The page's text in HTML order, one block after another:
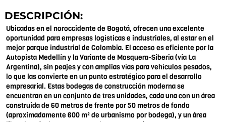
DESCRIPCIÓN:
Ubicadas en el noroccidente de Bogotá, ofrecen una excelente
oportunidad para empresas logísticas e industriales, al estar en el
mejor parque industrial de Colombia. El acceso es eficiente por la
Autopista Medellín y la Variante de Mosquera-Siberia (vía La
Argentina), sin peajes y con amplias vías para vehículos pesados,
lo que las convierte en un punto estratégico para el desarrollo
empresarial. Estas bodegas de construcción moderna se
encuentran en un conjunto de tres unidades, cada una con un área
construida de 60 metros de frente por 50 metros de fondo
(aproximadamente 600 m² de urbanismo por bodega), y un área